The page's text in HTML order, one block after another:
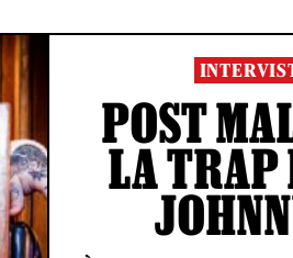
POST
LA TRAP